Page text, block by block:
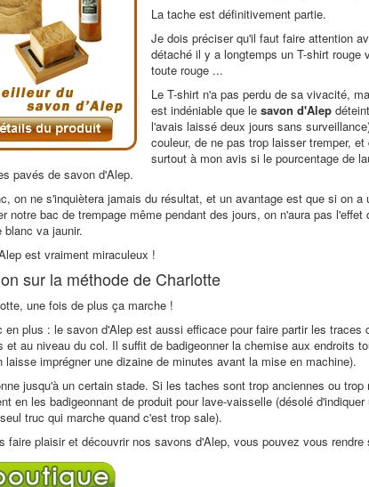
La tache est définitivement partie.
Je dois préciser qu'il faut faire attention
détaché il y a longtemps un T-shirt
toute rouge ...
Le T-shirt n'a pas perdu de sa vivacité,
est indéniable que le savon d'Alep
l'avais laissé deux jours sans
couleur, de ne pas trop laisser tremper,
surtout à mon avis si le pourcentage de
pavés de savon d'Alep.
on ne s'inquiètera jamais du résultat, et un avantage est que si on
notre bac de trempage même pendant des jours, on n'aura pas
blanc va jaunir.
est vraiment miraculeux !
sur la méthode de Charlotte
une fois de plus ça marche !
en plus : le savon d'Alep est aussi efficace pour faire partir les traces
et au niveau du col. Il suffit de badigeonner la chemise aux endroits
laisse imprégner une dizaine de minutes avant la mise en machine).
jusqu'à un certain stade. Si les taches sont trop anciennes ou
en les badigeonnant de produit pour lave-vaisselle (désolé
truc qui marche quand c'est trop sale).
faire plaisir et découvrir nos savons d'Alep, vous pouvez vous rendre